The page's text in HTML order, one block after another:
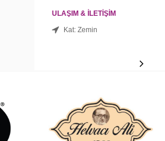
ULAŞIM & İLETİŞİM
Kat: Zemin